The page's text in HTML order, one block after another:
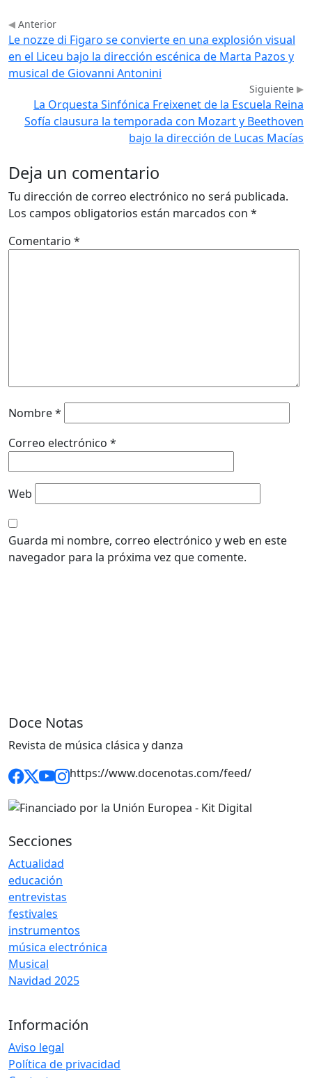
Anterior
Le nozze di Figaro se convierte en una explosión visual
en el Liceu bajo la dirección escénica de Marta Pazos y
musical de Giovanni Antonini
Siguiente
La Orquesta Sinfónica Freixenet de la Escuela Reina
Sofía clausura la temporada con Mozart y Beethoven
bajo la dirección de Lucas Macías
Deja un comentario
Tu dirección de correo electrónico no será publicada.
Los campos obligatorios están marcados con *
Comentario *
Nombre*
Correo electrónico *
Web
Guarda mi nombre, correo electrónico y web en este
navegador para la próxima vez que comente.
Doce Notas
Revista de música clásica y danza
https://www.docenotas.com/feed/
Secciones
Actualidad
educación
entrevistas
festivales
instrumentos
música electrónica
Musical
Navidad 2025
Información
Aviso legal
Política de privacidad